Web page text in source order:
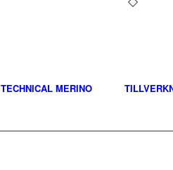
TECHNICAL MERINO